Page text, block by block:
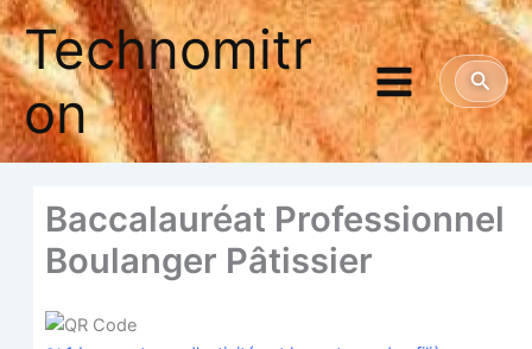
Aller
au
contenu
Technomitr
on
Bac­ca­lau­réat Pro­fes­sion­nel
Bou­lan­ger Pâtissier